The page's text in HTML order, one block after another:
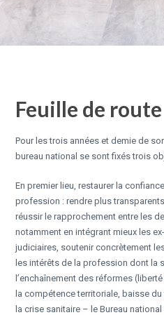
Feuille de route
Pour les trois années et demie de
bureau national se sont fixés trois
En premier lieu, restaurer la
profession : rendre plus
réussir le rapprochement entre les
notamment en intégrant mieux les
judiciaires, soutenir concrètement
les intérêts de la profession dont la
l’enchaînement des réformes
la compétence territoriale, baisse
la crise sanitaire – le Bureau